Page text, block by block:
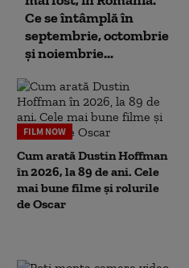
Ce se întâmplă în
septembrie, octombrie
și noiembrie...
FILM NOW
Cum arată Dustin Hoffman
în 2026, la 89 de ani. Cele
mai bune filme și rolurile
de Oscar